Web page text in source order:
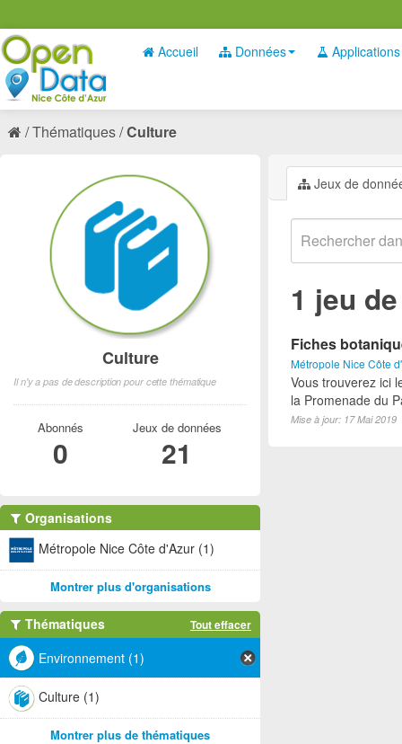
Accueil Données Applications
Thématiques Culture
Jeux de
1 jeu
Fiches
Métropole Nice Côte
Vous trouverez ici
la Promenade du
Mise à jour: 17 Mai 2019
Culture
Il n'y a pas de description pour cette thématique
Abonnés
0
Jeux de données
21
Organisations
Métropole Nice Côte d'Azur (1)
Montrer plus d'organisations
Thématiques Tout effacer
Environnement (1)
Culture (1)
Montrer plus de thématiques